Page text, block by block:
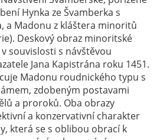
Hynka ze Švamberka s
a Madonu z kláštera minoritů
Deskový obraz minoritské
souvislosti s návštěvou
Jana Kapistrána roku 1451.
Madonu roudnického typu s
zdobeným postavami
a proroků. Oba obrazy
a konzervativní charakter
která se s oblibou obrací k